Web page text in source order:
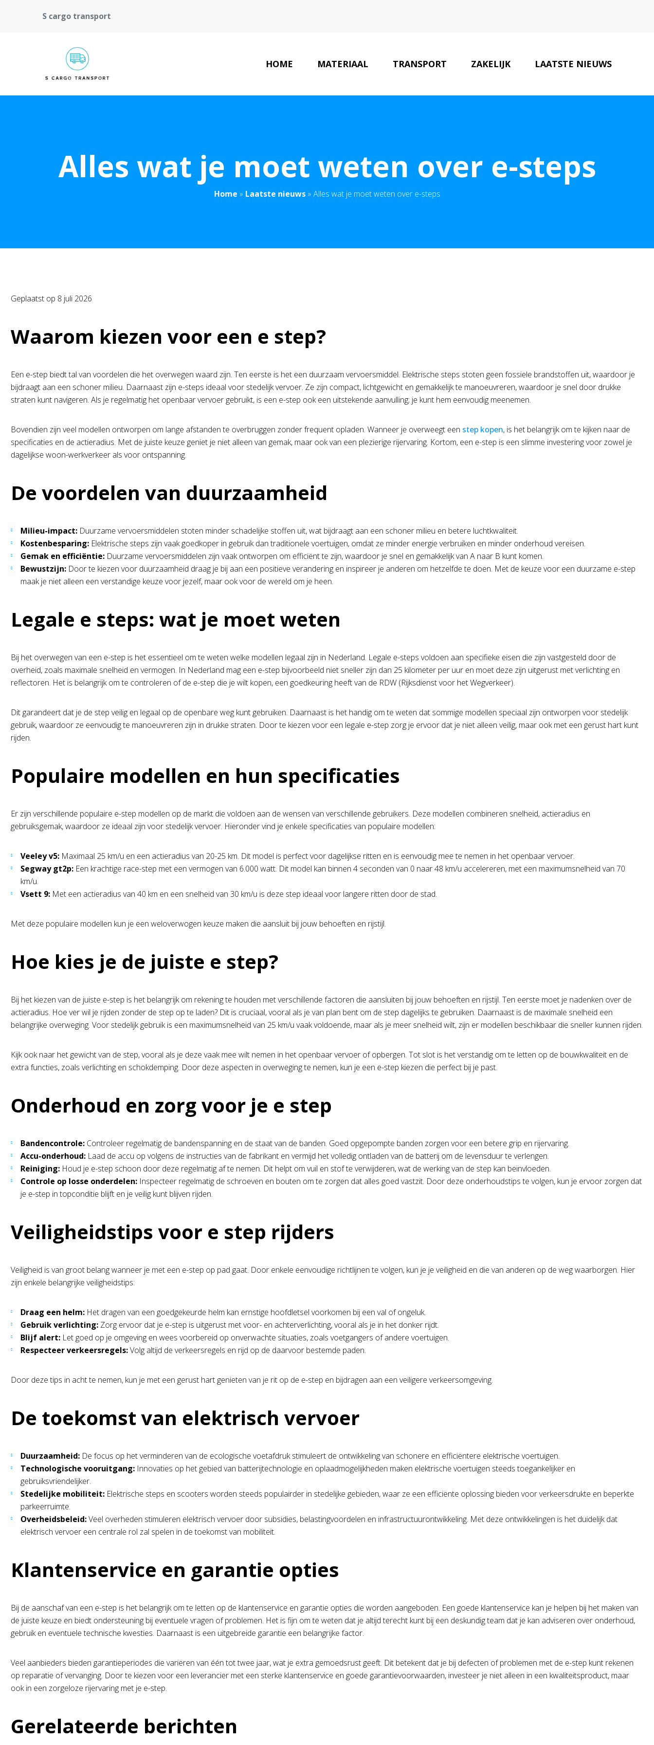
S cargo transport
HOME MATERIAAL TRANSPORT ZAKELIJK LAATSTE NIEUWS
Alles wat je moet weten over e-steps
Home » Laatste nieuws» Alles wat je moet weten over e-steps
Geplaatst op 8 juli 2026
Waarom kiezen voor een e step?
Een e-step biedt tal van voordelen die het overwegen waard zijn. Ten eerste is het een duurzaam vervoersmiddel. Elektrische steps stoten geen fossiele brandstoffen uit, waardoor je
bijdraagt aan een schoner milieu. Daarnaast zijn e-steps ideaal voor stedelijk vervoer. Ze zijn compact, lichtgewicht en gemakkelijk te manoeuvreren, waardoor je snel door drukke
straten kunt navigeren. Als je regelmatig het openbaar vervoer gebruikt, is een e-step ook een uitstekende aanvulling; je kunt hem eenvoudig meenemen.
Bovendien zijn veel modellen ontworpen om lange afstanden te overbruggen zonder frequent opladen. Wanneer je overweegt een step kopen, is het belangrijk om te kijken naar de
specificaties en de actieradius. Met de juiste keuze geniet je niet alleen van gemak, maar ook van een plezierige rijervaring. Kortom, een e-step is een slimme investering voor zowel je
dagelijkse woon-werkverkeer als voor ontspanning.
De voordelen van duurzaamheid
Milieu-impact: Duurzame vervoersmiddelen stoten minder schadelijke stoffen uit, wat bijdraagt aan een schoner milieu en betere luchtkwaliteit.
Kostenbesparing: Elektrische steps zijn vaak goedkoper in gebruik dan traditionele voertuigen, omdat ze minder energie verbruiken en minder onderhoud vereisen.
Gemak en efficiëntie: Duurzame vervoersmiddelen zijn vaak ontworpen om efficiënt te zijn, waardoor je snel en gemakkelijk van A naar B kunt komen.
Bewustzijn: Door te kiezen voor duurzaamheid draag je bij aan een positieve verandering en inspireer je anderen om hetzelfde te doen. Met de keuze voor een duurzame e-step
maak je niet alleen een verstandige keuze voor jezelf, maar ook voor de wereld om je heen.
Legale e steps: wat je moet weten
Bij het overwegen van een e-step is het essentieel om te weten welke modellen legaal zijn in Nederland. Legale e-steps voldoen aan specifieke eisen die zijn vastgesteld door de
overheid, zoals maximale snelheid en vermogen. In Nederland mag een e-step bijvoorbeeld niet sneller zijn dan 25 kilometer per uur en moet deze zijn uitgerust met verlichting en
reflectoren. Het is belangrijk om te controleren of de e-step die je wilt kopen, een goedkeuring heeft van de RDW (Rijksdienst voor het Wegverkeer).
Dit garandeert dat je de step veilig en legaal op de openbare weg kunt gebruiken. Daarnaast is het handig om te weten dat sommige modellen speciaal zijn ontworpen voor stedelijk
gebruik, waardoor ze eenvoudig te manoeuvreren zijn in drukke straten. Door te kiezen voor een legale e-step zorg je ervoor dat je niet alleen veilig, maar ook met een gerust hart kunt
rijden.
Populaire modellen en hun specificaties
Er zijn verschillende populaire e-step modellen op de markt die voldoen aan de wensen van verschillende gebruikers. Deze modellen combineren snelheid, actieradius en
gebruiksgemak, waardoor ze ideaal zijn voor stedelijk vervoer. Hieronder vind je enkele specificaties van populaire modellen:
Veeley v5: Maximaal 25 km/u en een actieradius van 20-25 km. Dit model is perfect voor dagelijkse ritten en is eenvoudig mee te nemen in het openbaar vervoer.
Segway gt2p: Een krachtige race-step met een vermogen van 6.000 watt. Dit model kan binnen 4 seconden van 0 naar 48 km/u accelereren, met een maximumsnelheid van 70
km/u.
Vsett 9: Met een actieradius van 40 km en een snelheid van 30 km/u is deze step ideaal voor langere ritten door de stad.
Met deze populaire modellen kun je een weloverwogen keuze maken die aansluit bij jouw behoeften en rijstijl.
Hoe kies je de juiste e step?
Bij het kiezen van de juiste e-step is het belangrijk om rekening te houden met verschillende factoren die aansluiten bij jouw behoeften en rijstijl. Ten eerste moet je nadenken over de
actieradius. Hoe ver wil je rijden zonder de step op te laden? Dit is cruciaal, vooral als je van plan bent om de step dagelijks te gebruiken. Daarnaast is de maximale snelheid een
belangrijke overweging. Voor stedelijk gebruik is een maximumsnelheid van 25 km/u vaak voldoende, maar als je meer snelheid wilt, zijn er modellen beschikbaar die sneller kunnen rijden.
Kijk ook naar het gewicht van de step, vooral als je deze vaak mee wilt nemen in het openbaar vervoer of opbergen. Tot slot is het verstandig om te letten op de bouwkwaliteit en de
extra functies, zoals verlichting en schokdemping. Door deze aspecten in overweging te nemen, kun je een e-step kiezen die perfect bij je past.
Onderhoud en zorg voor je e step
Bandencontrole: Controleer regelmatig de bandenspanning en de staat van de banden. Goed opgepompte banden zorgen voor een betere grip en rijervaring.
Accu-onderhoud: Laad de accu op volgens de instructies van de fabrikant en vermijd het volledig ontladen van de batterij om de levensduur te verlengen.
Reiniging: Houd je e-step schoon door deze regelmatig af te nemen. Dit helpt om vuil en stof te verwijderen, wat de werking van de step kan beïnvloeden.
Controle op losse onderdelen: Inspecteer regelmatig de schroeven en bouten om te zorgen dat alles goed vastzit. Door deze onderhoudstips te volgen, kun je ervoor zorgen dat
je e-step in topconditie blijft en je veilig kunt blijven rijden.
Veiligheidstips voor e step rijders
Veiligheid is van groot belang wanneer je met een e-step op pad gaat. Door enkele eenvoudige richtlijnen te volgen, kun je je veiligheid en die van anderen op de weg waarborgen. Hier
zijn enkele belangrijke veiligheidstips:
Draag een helm: Het dragen van een goedgekeurde helm kan ernstige hoofdletsel voorkomen bij een val of ongeluk.
Gebruik verlichting: Zorg ervoor dat je e-step is uitgerust met voor- en achterverlichting, vooral als je in het donker rijdt.
Blijf alert: Let goed op je omgeving en wees voorbereid op onverwachte situaties, zoals voetgangers of andere voertuigen.
Respecteer verkeersregels:Volg altijd de verkeersregels en rijd op de daarvoor bestemde paden.
Door deze tips in acht te nemen, kun je met een gerust hart genieten van je rit op de e-step en bijdragen aan een veiligere verkeersomgeving.
De toekomst van elektrisch vervoer
Duurzaamheid: De focus op het verminderen van de ecologische voetafdruk stimuleert de ontwikkeling van schonere en efficiëntere elektrische voertuigen.
Technologische vooruitgang: Innovaties op het gebied van batterijtechnologie en oplaadmogelijkheden maken elektrische voertuigen steeds toegankelijker en
gebruiksvriendelijker.
Stedelijke mobiliteit: Elektrische steps en scooters worden steeds populairder in stedelijke gebieden, waar ze een efficiënte oplossing bieden voor verkeersdrukte en beperkte
parkeerruimte.
Overheidsbeleid:Veel overheden stimuleren elektrisch vervoer door subsidies, belastingvoordelen en infrastructuurontwikkeling. Met deze ontwikkelingen is het duidelijk dat
elektrisch vervoer een centrale rol zal spelen in de toekomst van mobiliteit.
Klantenservice en garantie opties
Bij de aanschaf van een e-step is het belangrijk om te letten op de klantenservice en garantie opties die worden aangeboden. Een goede klantenservice kan je helpen bij het maken van
de juiste keuze en biedt ondersteuning bij eventuele vragen of problemen. Het is fijn om te weten dat je altijd terecht kunt bij een deskundig team dat je kan adviseren over onderhoud,
gebruik en eventuele technische kwesties. Daarnaast is een uitgebreide garantie een belangrijke factor.
Veel aanbieders bieden garantieperiodes die variëren van één tot twee jaar, wat je extra gemoedsrust geeft. Dit betekent dat je bij defecten of problemen met de e-step kunt rekenen
op reparatie of vervanging. Door te kiezen voor een leverancier met een sterke klantenservice en goede garantievoorwaarden, investeer je niet alleen in een kwaliteitsproduct, maar
ook in een zorgeloze rijervaring met je e-step.
Gerelateerde berichten